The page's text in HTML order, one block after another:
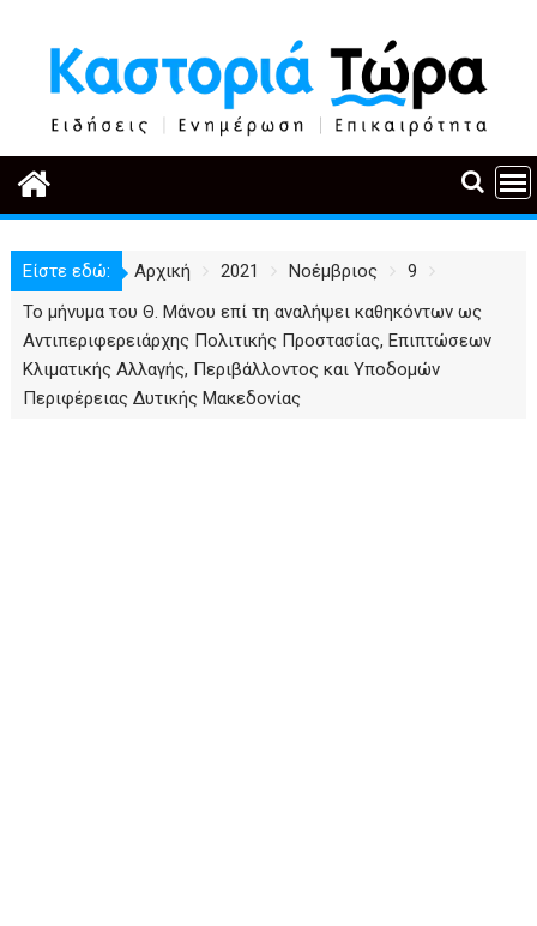
περιεχόμενο
Είστε εδώ: Αρχική 2021 Νοέμβριος
9
Το μήνυμα του Θ. Μάνου επί τη αναλήψει καθηκόντων ως
Αντιπεριφερειάρχης Πολιτικής Προστασίας, Επιπτώσεων
Κλιματικής Αλλαγής, Περιβάλλοντος και Υποδομών
Περιφέρειας Δυτικής Μακεδονίας